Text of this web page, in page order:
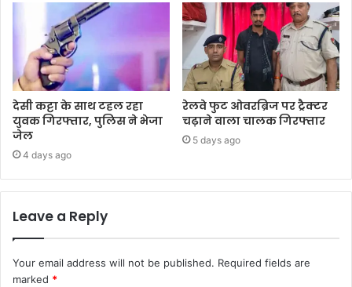
देसी कट्टा के साथ टहल रहा
युवक गिरफ्तार, पुलिस ने भेजा
जेल
4 days ago
रेलवे फुट ओवरब्रिज पर ट्रैक्टर
चढ़ाने वाला चालक गिरफ्तार
5 days ago
Leave a Reply
Your email address will not be published. Required fields are
marked *